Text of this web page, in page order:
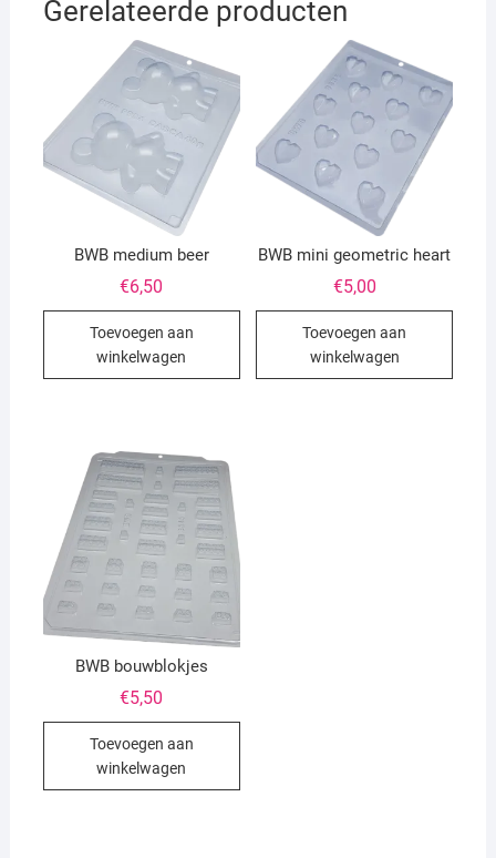
Gerelateerde producten
BWB medium beer
€6,50
Toevoegen aan
winkelwagen
BWB mini geometric heart
€5,00
Toevoegen aan
winkelwagen
BWB bouwblokjes
€5,50
Toevoegen aan
winkelwagen